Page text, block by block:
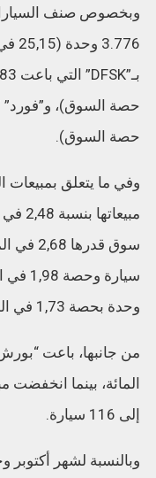
وبخصوص صنف السيارات
حصة السوق).
وفي ما يتعلق بمبيعات
وحدة بحصة 1,73 في المائة من السوق).
إلى 116 سيارة.
وبالنسبة لشهر